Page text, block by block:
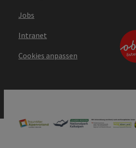
Jobs
Intranet
Cookies anpassen